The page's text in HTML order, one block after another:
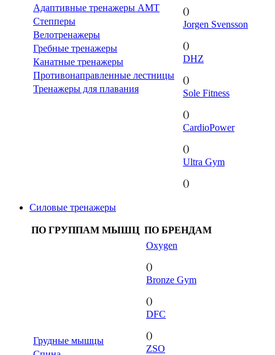
Адаптивные тренажеры AMT
Степперы
Велотренажеры
Гребные тренажеры
Канатные тренажеры
Противонаправленные лестницы
Тренажеры для плавания
()
Jorgen Svensson
()
DHZ
()
Sole Fitness
()
CardioPower
()
Ultra Gym
()
Силовые тренажеры
ПО ГРУППАМ МЫШЦ ПО БРЕНДАМ
Грудные мышцы
Oxygen
()
Bronze Gym
()
DFC
()
ZSO